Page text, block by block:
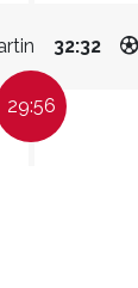
32:32
29:56